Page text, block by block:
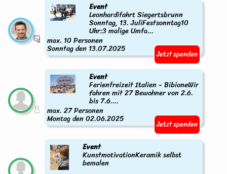
Event
Leonhardifahrt Siegertsbrunn
Sonntag, 13. JuliFestsonntag10
Uhr:3 malige Umfa...
max. 10 Personen
Sonntag den 13.07.2025 Jetzt spenden
Event
Ferienfreizeit Italien - BibioneWir
fahren mit 27 Bewohner von 2.6.
bis 7.6....
max. 27 Personen
Montag den 02.06.2025 Jetzt spenden
Event
KunstmotivationKeramik selbst
bemalen